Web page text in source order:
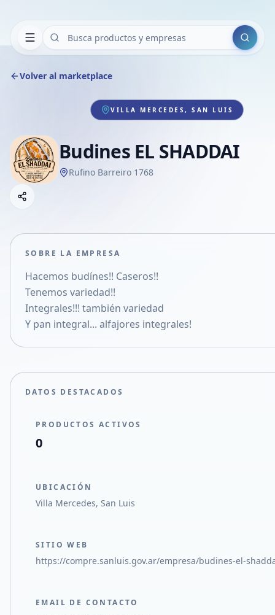
Buscar
Volver al marketplace
VILLA MERCEDES, SAN LUIS
Budines EL SHADDAI
Rufino Barreiro 1768
Compartir empresa
Compartir en X
SOBRE LA EMPRESA
Hacemos budínes!! Caseros!!
Tenemos variedad!!
Integrales!!! también variedad
Y pan integral... alfajores integrales!
DATOS DESTACADOS
PRODUCTOS ACTIVOS
0
UBICACIÓN
Villa Mercedes, San Luis
SITIO WEB
https://compre.sanluis.gov.ar/empresa/budines-el-
EMAIL DE CONTACTO